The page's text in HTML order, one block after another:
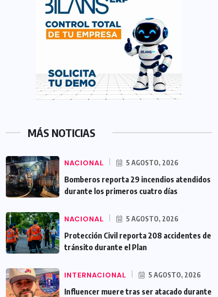
MÁS NOTICIAS
NACIONAL 5 AGOSTO, 2026
Bomberos reporta 29 incendios atendidos
durante los primeros cuatro días
NACIONAL 5 AGOSTO, 2026
Protección Civil reporta 208 accidentes de
tránsito durante el Plan
INTERNACIONAL 5 AGOSTO, 2026
Influencer muere tras ser atacado durante